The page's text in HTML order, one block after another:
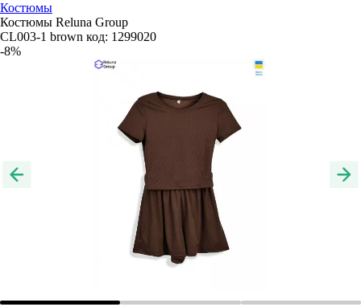
Костюмы
Костюмы Reluna Group
CL003-1 brown код: 1299020
-8%